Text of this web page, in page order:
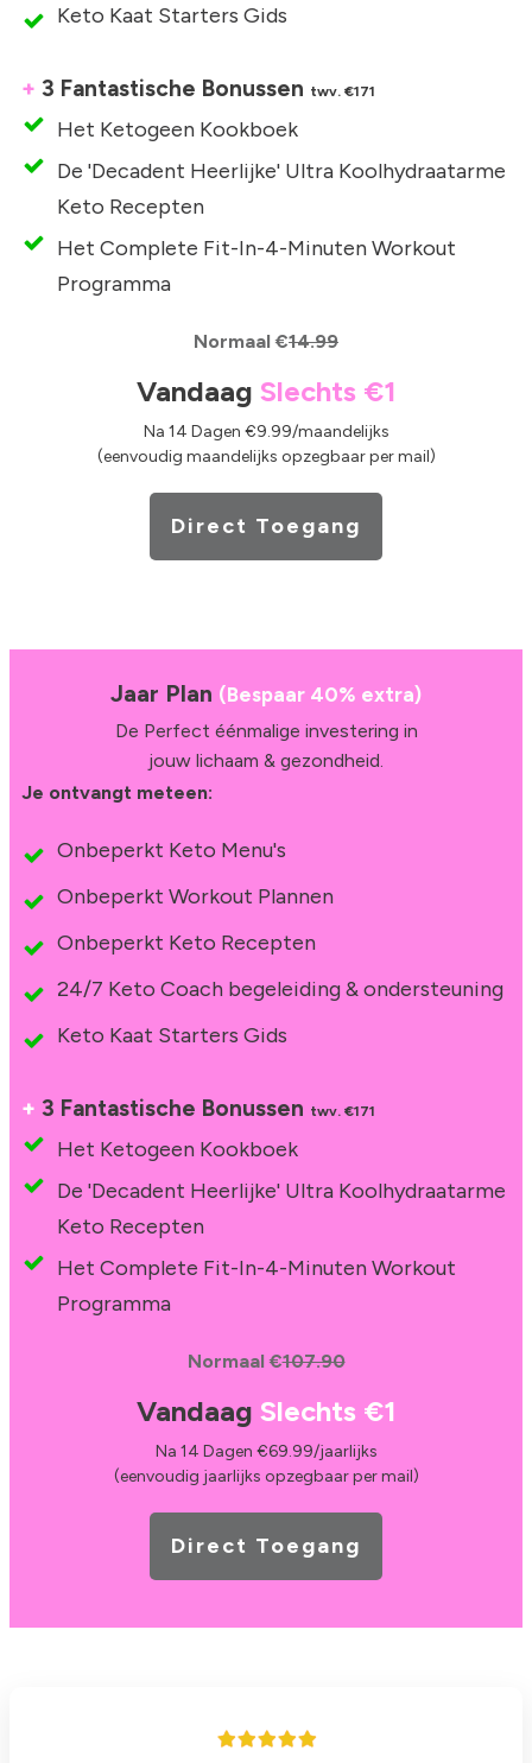
Keto Kaat Starters Gids
+ 3 Fantastische Bonussen twv. €171
Het Ketogeen Kookboek
De 'Decadent Heerlijke' Ultra Koolhydraatarme
Keto Recepten
Het Complete Fit-In-4-Minuten Workout
Programma
Normaal €14.99
Vandaag Slechts €1
Na 14 Dagen €9.99/maandelijks
(eenvoudig maandelijks opzegbaar per mail)
Direct Toegang
Jaar Plan (Bespaar 40% extra)
De Perfect éénmalige investering in
jouw lichaam & gezondheid.
Je ontvangt meteen:
Onbeperkt Keto Menu's
Onbeperkt Workout Plannen
Onbeperkt Keto Recepten
24/7 Keto Coach begeleiding & ondersteuning
Keto Kaat Starters Gids
+ 3 Fantastische Bonussen twv. €171
Het Ketogeen Kookboek
De 'Decadent Heerlijke' Ultra Koolhydraatarme
Keto Recepten
Het Complete Fit-In-4-Minuten Workout
Programma
Normaal €107.90
Vandaag Slechts €1
Na 14 Dagen €69.99/jaarlijks
(eenvoudig jaarlijks opzegbaar per mail)
Direct Toegang